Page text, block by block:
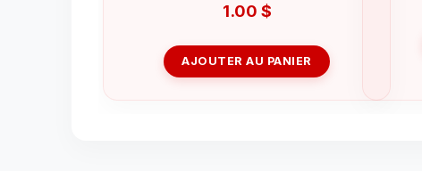
1.00 $
AJOUTER AU PANIER